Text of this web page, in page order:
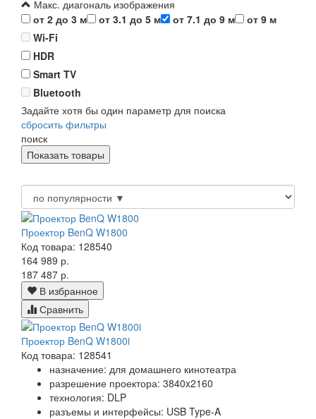
Макс. диагональ изображения
от 2 до 3 м
от 3.1 до 5 м от 7.1 до 9 м
от 9 м
Wi-Fi
HDR
Smart TV
Bluetooth
Задайте хотя бы один параметр для поиска
сбросить фильтры
поиск
Проектор BenQ W1800
Код товара: 128540
164 989 р.
187 487 р.
В избранное
Сравнить
Проектор BenQ W1800i
Код товара: 128541
назначение: для домашнего кинотеатра
разрешение проектора: 3840x2160
технология: DLP
разъемы и интерфейсы: USB Type-A